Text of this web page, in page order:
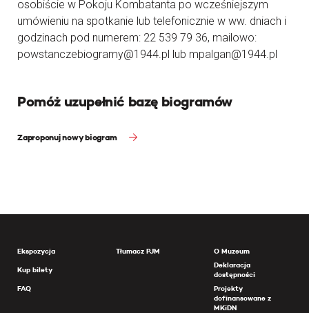
osobiście w Pokoju Kombatanta po wcześniejszym
umówieniu na spotkanie lub telefonicznie w ww. dniach i
godzinach pod numerem: 22 539 79 36, mailowo:
powstanczebiogramy@1944.pl lub mpalgan@1944.pl
Pomóż uzupełnić bazę biogramów
Zaproponuj nowy biogram
Ekspozycja
Kup bilety
FAQ
Tłumacz PJM
O Muzeum
Deklaracja
dostępności
Projekty
dofinansowane z
MKiDN